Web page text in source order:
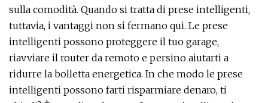
sulla comodità. Quando si tratta di prese intelligenti,
tuttavia, i vantaggi non si fermano qui. Le prese
intelligenti possono proteggere il tuo garage,
riavviare il router da remoto e persino aiutarti a
ridurre la bolletta energetica. In che modo le prese
intelligenti possono farti risparmiare denaro, ti